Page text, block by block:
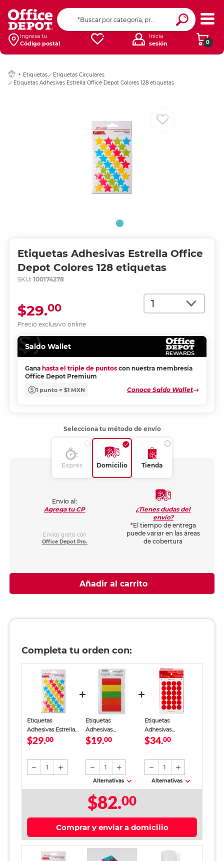
Ingresa tu
Código postal
0
Inicia
sesión
Etiquetas
Etiquetas Circulares
Etiquetas Adhesivas Estrella Office Depot Colores 128 etiquetas
Etiquetas Adhesivas Estrella Office
Depot Colores 128 etiquetas
SKU: 100174278
Cantidad
Precio exclusivo online
$29.00
Saldo Wallet
Gana hasta el triple de puntos con nuestra membresía
Office Depot Premium
1 punto = $1 MXN Conoce Saldo Wallet
Ingresar Codigo
Selecciona tu método de envío
Exprés Domicilio Tienda
Envío al:
Agrega tu CP
Envíos gratis con
Office Depot Pro.
¿Tienes dudas del
envío?
*El tiempo de entrega
puede variar en las áreas
de cobertura
Añadir al carrito
Completa tu orden con:
Etiquetas
Adhesivas Estrella
Office Depot
$29.00
1
Etiquetas
Adhesivas
Rectangulares
/ 20 hojas / Colores
surtidos
$19.00
1
Alternativas
Etiquetas
Adhesivas
Circulares Office
etiquetas
$34.00
1
Alternativas
$82.00
Comprar y enviar a domicilio